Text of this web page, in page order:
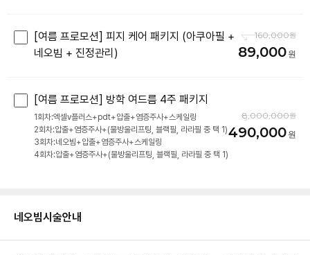
네오빔시술안내
[여름 프로모션] 피지 케어 패키지 (아쿠아필 +
네오빔 + 진정관리)
160,000
89,000
[여름 프로모션] 방학 여드름 4주 패키지
1회차:엑셀v플러스+pdt+압출+염증주사+스케일링
2회차:압출+염증주사+(물방울리프팅, 블랙필, 라라필 중 택 1)
3회차:네오빔+압출+염증주사+스케일링
4회차:압출+염증주사+(물방울리프팅, 블랙필, 라라필 중 택 1)
8,000,000
490,000